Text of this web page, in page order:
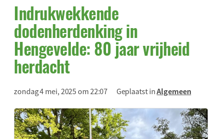
Indrukwekkende
dodenherdenking in
Hengevelde: 80 jaar vrijheid
herdacht
zondag 4 mei, 2025 om 22:07 Geplaatst inAlgemeen